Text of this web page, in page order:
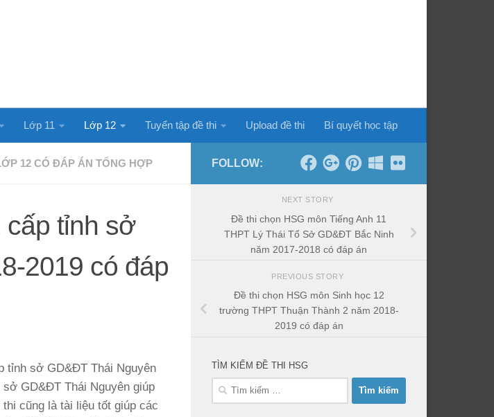
Lớp 11 Lớp 12 Tuyển tập đề thi Upload đề thi Bí quyết học tập
12 CÓ ĐÁP ÁN TỔNG HỢP
cấp tỉnh sở
2019 có đáp
tỉnh sở GD&ĐT Thái Nguyên
GD&ĐT Thái Nguyên giúp
cũng là tài liệu tốt giúp các
FOLLOW:
NEXT STORY
Đề thi chọn HSG môn Tiếng Anh 11
THPT Lý Thái Tổ Sở GD&ĐT Bắc Ninh
năm 2017-2018 có đáp án
PREVIOUS STORY
Đề thi chọn HSG môn Sinh học 12
trường THPT Thuận Thành 2 năm 2018-
2019 có đáp án
TÌM KIẾM ĐỀ THI HSG
Tìm